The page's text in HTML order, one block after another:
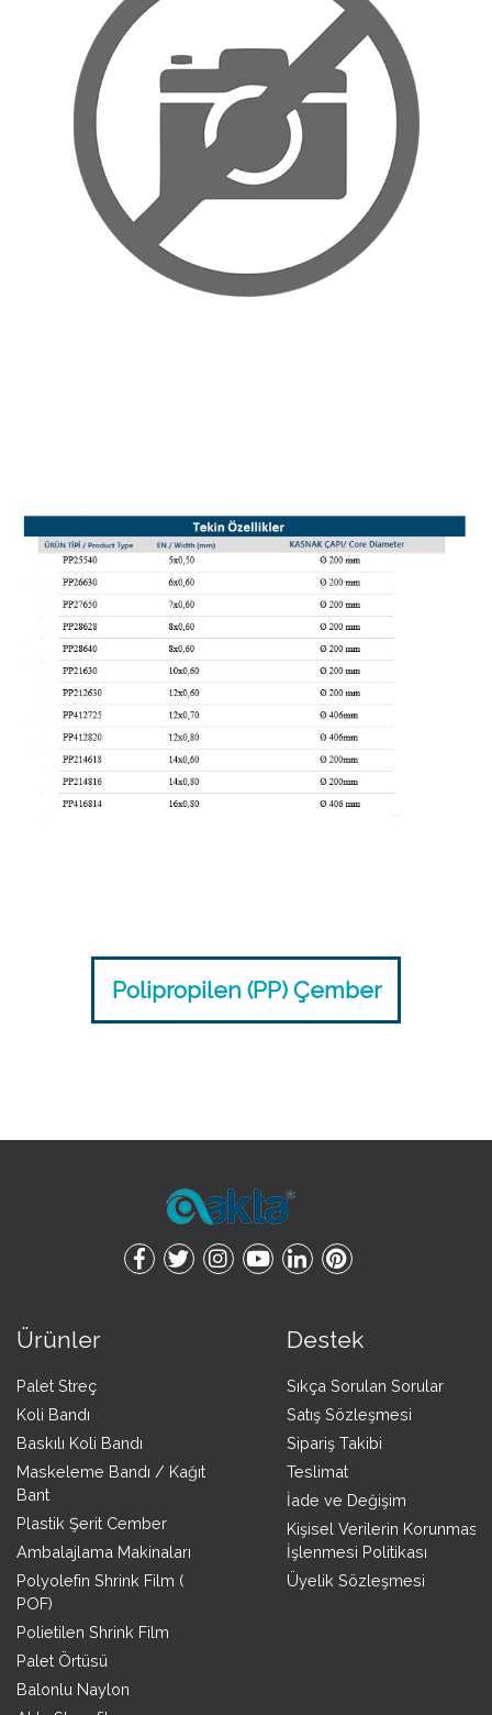
Polipropilen (PP) Çember
Ürünler
Palet Streç
Koli Bandı
Baskılı Koli Bandı
Maskeleme Bandı / Kağıt
Bant
Plastik Şerit Cember
Ambalajlama Makinaları
Polyolefin Shrink Film (
POF)
Polietilen Shrink Film
Palet Örtüsü
Balonlu Naylon
Destek
Sıkça Sorulan Sorular
Satış Sözleşmesi
Sipariş Takibi
Teslimat
İade ve Değişim
Kişisel Verilerin Korunması
İşlenmesi Politikası
Üyelik Sözleşmesi